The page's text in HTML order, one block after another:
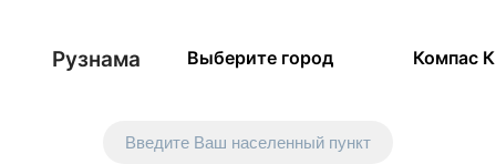
Рузнама Выберите город Компас
Введите Ваш населенный пункт